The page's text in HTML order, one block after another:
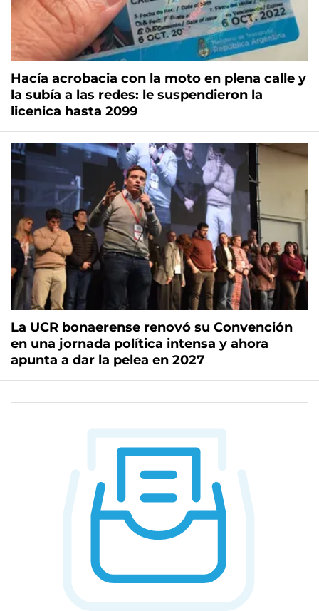
Hacía acrobacia con la moto en plena calle y
la subía a las redes: le suspendieron la
licenica hasta 2099
La UCR bonaerense renovó su Convención
en una jornada política intensa y ahora
apunta a dar la pelea en 2027